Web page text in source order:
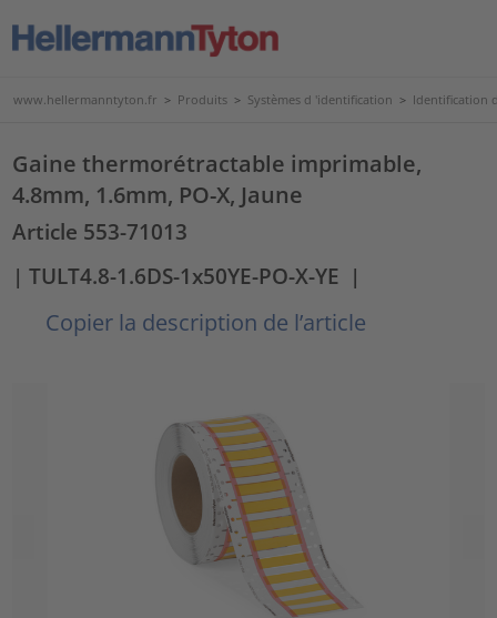
www.hellermanntyton.fr > Produits > Systèmes d 'identification > Identification
Gaine thermorétractable imprimable,
4.8mm, 1.6mm, PO-X, Jaune
Article 553-71013
| TULT4.8-1.6DS-1x50YE-PO-X-YE |
Copier la description de l’article